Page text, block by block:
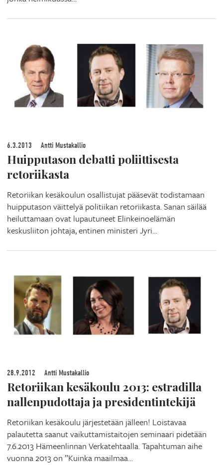
6.3.2013 Antti Mustakallio
Huipputason debatti poliittisesta
retoriikasta
Retoriikan kesäkoulun osallistujat pääsevät todistamaan
huipputason väittelyä politiikan retoriikasta. Sanan säilää
heiluttamaan ovat lupautuneet Elinkeinoelämän
keskusliiton johtaja, entinen ministeri Jyri…
28.9.2012 Antti Mustakallio
Retoriikan kesäkoulu 2013: estradilla
nallenpudottaja ja presidentintekijä
Retoriikan kesäkoulu järjestetään jälleen! Loistavaa
palautetta saanut vaikuttamistaitojen seminaari pidetään
7.6.2013 Hämeenlinnan Verkatehtaalla. Tapahtuman aihe
vuonna 2013 on ”Kuinka maailmaa…